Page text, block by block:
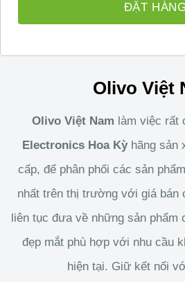
ĐẶT HÀNG
Olivo Việt
Olivo Việt Nam làm việc rất
Electronics Hoa Kỳhãng sản
cấp, để phân phối các sản
nhất trên thị trường với giá bán
liên tục đưa về những sản
đẹp mắt phù hợp với nhu cầu
hiện tại. Giữ kết nối